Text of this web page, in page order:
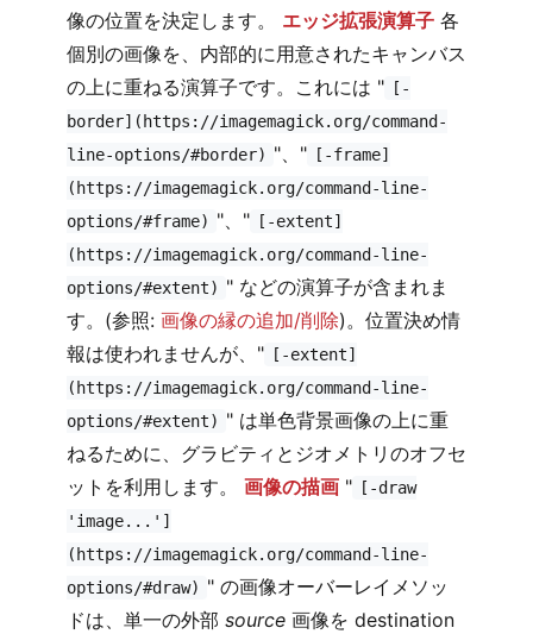
像の位置を決定します。 エッジ拡張演算子 各
個別の画像を、内部的に用意されたキャンバス
の上に重ねる演算子です。これには "
[-
border](https://imagemagick.org/command-
line-options/#border) "、"
[-frame]
(https://imagemagick.org/command-line-
options/#frame) "、"
[-extent]
(https://imagemagick.org/command-line-
options/#extent) " などの演算子が含まれま
す。(参照: 画像の縁の追加/削除)。位置決め情
報は使われませんが、"
[-extent]
(https://imagemagick.org/command-line-
options/#extent) " は単色背景画像の上に重
ねるために、グラビティとジオメトリのオフセ
ットを利用します。 画像の描画 "
[-draw
'image...']
(https://imagemagick.org/command-line-
options/#draw) " の画像オーバーレイメソッ
ドは、単一の外部 source 画像を destination